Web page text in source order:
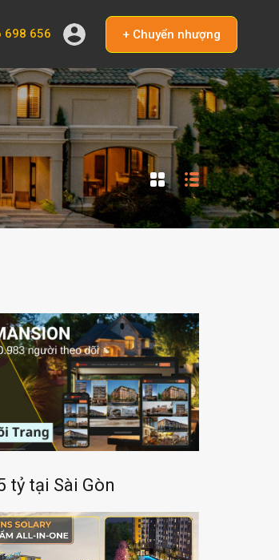
698 656 + Chuyển nhượng
tỷ tại Sài Gòn